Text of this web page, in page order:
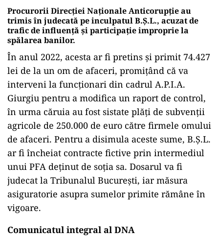
Procurorii Direcției Naționale Anticorupție au
trimis în judecată pe inculpatul B.Ș.L., acuzat de
trafic de influență și participație improprie la
spălarea banilor.
În anul 2022, acesta ar fi pretins și primit 74.427
lei de la un om de afaceri, promițând că va
interveni la funcționari din cadrul A.P.I.A.
Giurgiu pentru a modifica un raport de control,
în urma căruia au fost sistate plăți de subvenții
agricole de 250.000 de euro către firmele omului
de afaceri. Pentru a disimula aceste sume, B.Ș.L.
ar fi încheiat contracte fictive prin intermediul
unui PFA deținut de soția sa. Dosarul va fi
judecat la Tribunalul București, iar măsura
asiguratorie asupra sumelor primite rămâne în
vigoare.
Comunicatul integral al DNA